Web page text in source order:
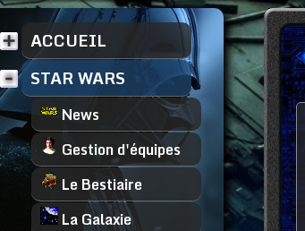
ACCUEIL
STAR WARS
News
Gestion d'équipes
Le Bestiaire
La Galaxie